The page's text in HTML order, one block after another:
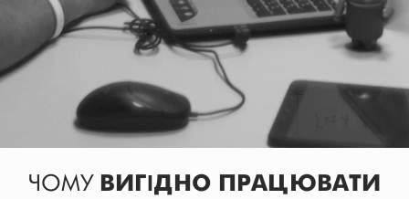
ЧОМУ ВИГІДНО ПРАЦЮВАТИ